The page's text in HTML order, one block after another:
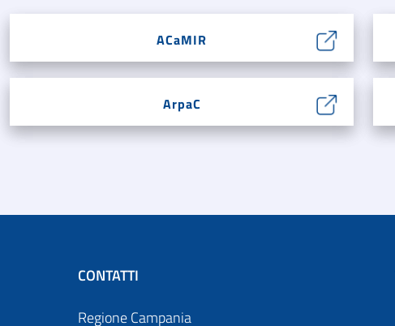
ACaMIR
ArpaC
CONTATTI
Regione Campania